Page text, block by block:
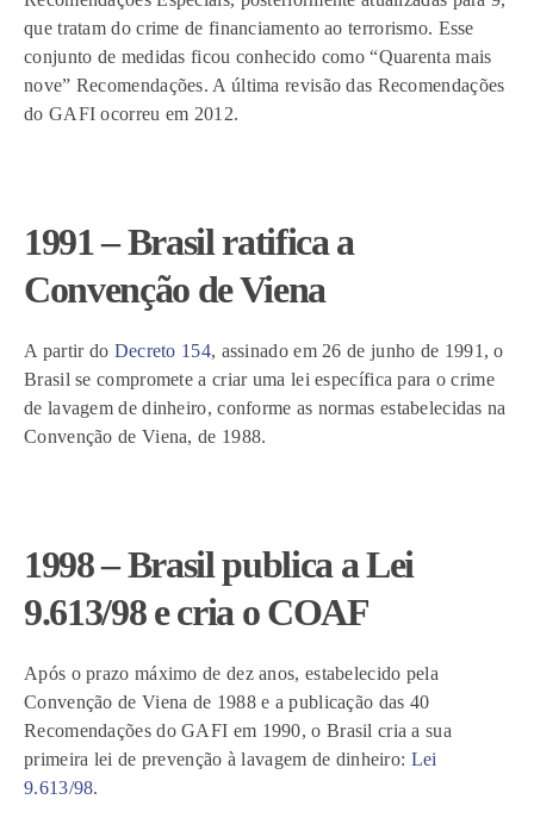
que tratam do crime de financiamento ao terrorismo. Esse
conjunto de medidas ficou conhecido como “Quarenta mais
nove” Recomendações. A última revisão das Recomendações
do GAFI ocorreu em 2012.
1991 – Brasil ratifica a
Convenção de Viena
A partir do Decreto 154, assinado em 26 de junho de 1991, o
Brasil se compromete a criar uma lei específica para o crime
de lavagem de dinheiro, conforme as normas estabelecidas na
Convenção de Viena, de 1988.
1998 – Brasil publica a Lei
9.613/98 e cria o COAF
Após o prazo máximo de dez anos, estabelecido pela
Convenção de Viena de 1988 e a publicação das 40
Recomendações do GAFI em 1990, o Brasil cria a sua
primeira lei de prevenção à lavagem de dinheiro: Lei
9.613/98.